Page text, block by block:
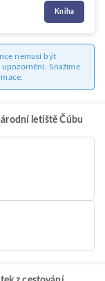
Kniha
nemusí být
Snažíme
letiště Čúbu